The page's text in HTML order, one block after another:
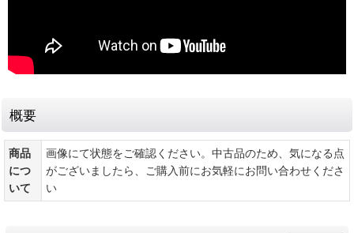
概要
商品
につ
いて
画像にて状態をご確認ください。中古品のため、気になる点
がございましたら、ご購入前にお気軽にお問い合わせくださ
い